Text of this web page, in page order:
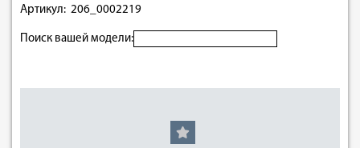
Артикул: 206_0002219
Поиск вашей модели: